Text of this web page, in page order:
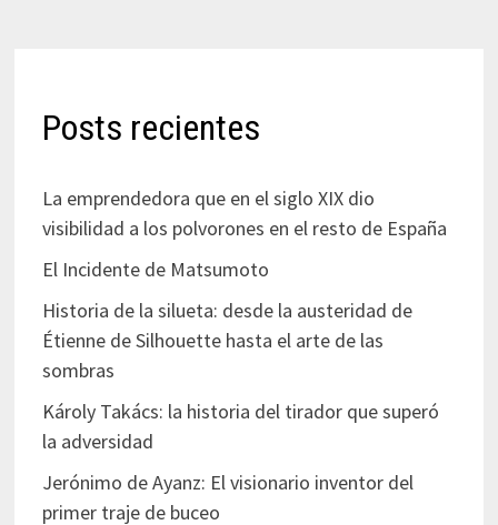
Posts recientes
La emprendedora que en el siglo XIX dio
visibilidad a los polvorones en el resto de España
El Incidente de Matsumoto
Historia de la silueta: desde la austeridad de
Étienne de Silhouette hasta el arte de las
sombras
Károly Takács: la historia del tirador que superó
la adversidad
Jerónimo de Ayanz: El visionario inventor del
primer traje de buceo